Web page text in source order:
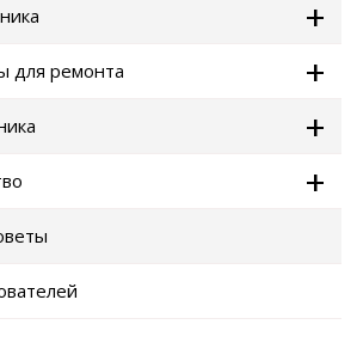
для ремонта